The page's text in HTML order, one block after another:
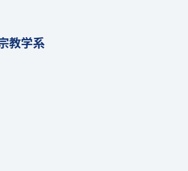
教学系